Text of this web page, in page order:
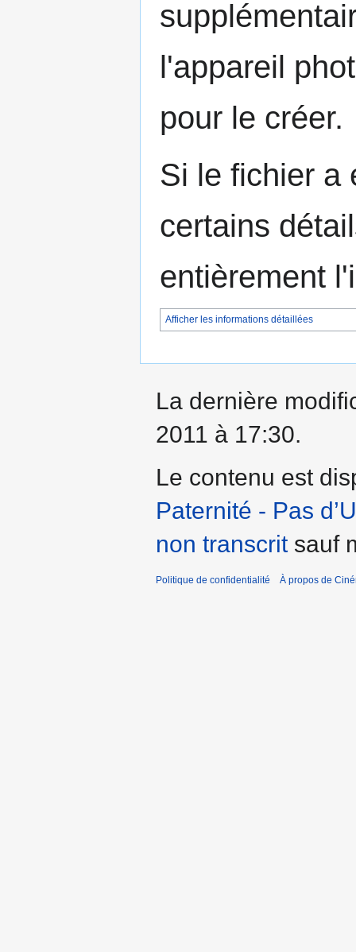
l'appareil
pour le créer.
Si le fichier a
certains
entièrement
Afficher les informations détaillées
La dernière
2011 à 17:30.
Le contenu est
Paternité - Pas
non transcritsauf
Politique de confidentialité À propos de